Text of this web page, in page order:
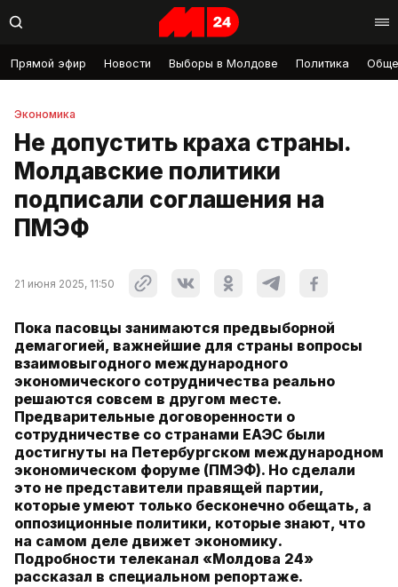
Прямой эфир Новости Выборы в Молдове Политика
Экономика
Не допустить краха страны.
Молдавские политики
подписали соглашения на
ПМЭФ
21 июня 2025, 11:50
Пока пасовцы занимаются предвыборной
демагогией, важнейшие для страны вопросы
взаимовыгодного международного
экономического сотрудничества реально
решаются совсем в другом месте.
Предварительные договоренности о
сотрудничестве со странами ЕАЭС были
достигнуты на Петербургском международном
экономическом форуме (ПМЭФ). Но сделали
это не представители правящей партии,
которые умеют только бесконечно обещать, а
оппозиционные политики, которые знают, что
на самом деле движет экономику.
Подробности телеканал «Молдова 24»
рассказал в специальном репортаже.